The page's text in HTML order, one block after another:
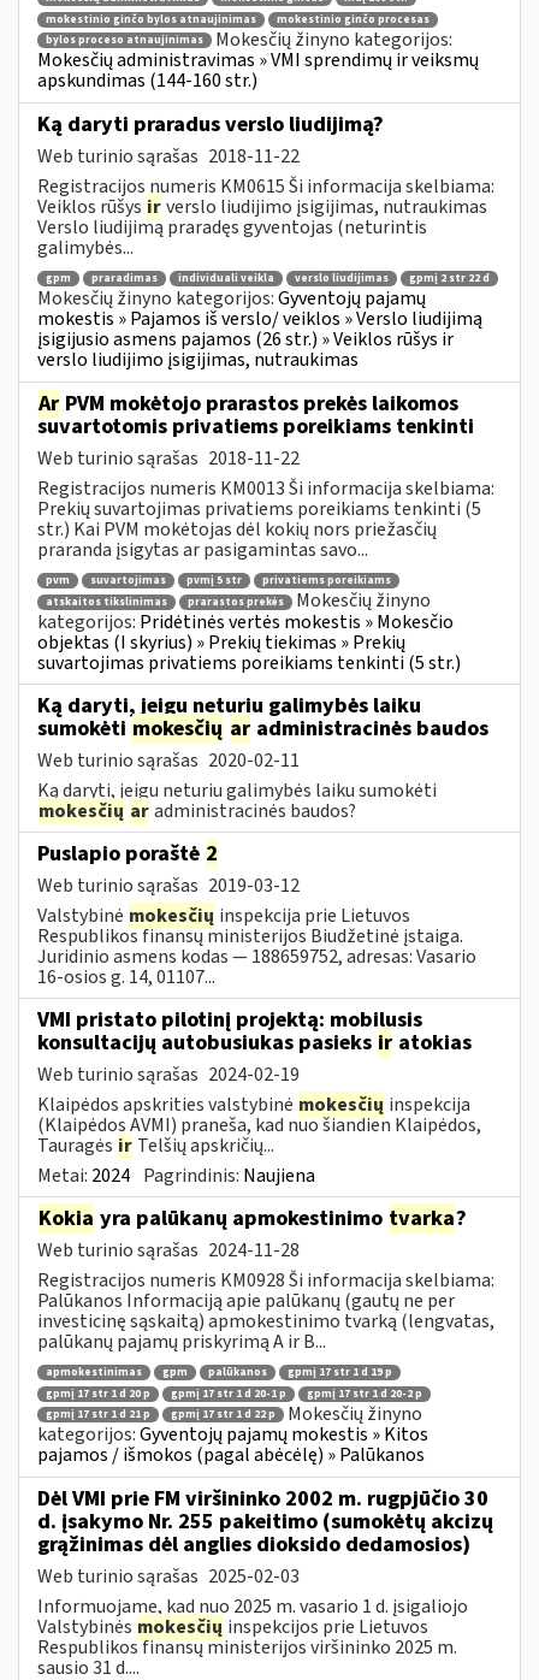
mokestinio ginčo bylos atnaujinimas
mokestinio ginčo procesas
bylos proceso atnaujinimas
Mokesčių žinyno kategorijos:
Mokesčių administravimas » VMI sprendimų ir veiksmų
apskundimas (144-160 str.)
Ką daryti praradus verslo liudijimą?
Web turinio sąrašas 2018-11-22
Registracijos numeris KM0615 Ši informacija skelbiama:
Veiklos rūšys irverslo liudijimo įsigijimas, nutraukimas
Verslo liudijimą praradęs gyventojas (neturintis
galimybės...
gpm praradimas individuali veikla verslo liudijimas gpmį 2 str 22 d
Mokesčių žinyno kategorijos:Gyventojų pajamų
mokestis » Pajamos iš verslo/ veiklos » Verslo liudijimą
įsigijusio asmens pajamos (26 str.) » Veiklos rūšys ir
verslo liudijimo įsigijimas, nutraukimas
Ar PVM mokėtojo prarastos prekės laikomos
suvartotomis privatiems poreikiams tenkinti
Web turinio sąrašas 2018-11-22
Registracijos numeris KM0013 Ši informacija skelbiama:
Prekių suvartojimas privatiems poreikiams tenkinti (5
str.) Kai PVM mokėtojas dėl kokių nors priežasčių
praranda įsigytas ar pasigamintas savo...
pvm suvartojimas pvmį 5 str
privatiems poreikiams
atskaitos tikslinimas
prarastos prekės
Mokesčių žinyno
kategorijos: Pridėtinės vertės mokestis » Mokesčio
objektas (I skyrius) » Prekių tiekimas » Prekių
suvartojimas privatiems poreikiams tenkinti (5 str.)
Ką daryti, jeigu neturiu galimybės laiku
sumokėti mokesčių ar administracinės baudos
Web turinio sąrašas 2020-02-11
Ką daryti, jeigu neturiu galimybės laiku sumokėti
mokesčių aradministracinės baudos?
Puslapio poraštė 2
Web turinio sąrašas 2019-03-12
Valstybinė mokesčių inspekcija prie Lietuvos
Respublikos finansų ministerijos Biudžetinė įstaiga.
Juridinio asmens kodas — 188659752, adresas: Vasario
16-osios g. 14, 01107...
VMI pristato pilotinį projektą: mobilusis
konsultacijų autobusiukas pasieks ir atokias
Web turinio sąrašas 2024-02-19
Klaipėdos apskrities valstybinė mokesčių inspekcija
(Klaipėdos AVMI) praneša, kad nuo šiandien Klaipėdos,
Tauragės ir Telšių apskričių...
Metai: 2024 Pagrindinis: Naujiena
Kokia yra palūkanų apmokestinimo tvarka?
Web turinio sąrašas 2024-11-28
Registracijos numeris KM0928 Ši informacija skelbiama:
Palūkanos Informaciją apie palūkanų (gautų ne per
investicinę sąskaitą) apmokestinimo tvarką (lengvatas,
palūkanų pajamų priskyrimą A ir B...
apmokestinimas gpm palūkanos
gpmį 17 str 1 d 19 p
gpmį 17 str 1 d 20 p
gpmį 17 str 1 d 20-1 p
gpmį 17 str 1 d 20-2 p
gpmį 17 str 1 d 21 p
gpmį 17 str 1 d 22 p
Mokesčių žinyno
kategorijos:Gyventojų pajamų mokestis » Kitos
pajamos / išmokos (pagal abėcėlę) » Palūkanos
Dėl VMI prie FM viršininko 2002 m. rugpjūčio 30
d. įsakymo Nr. 255 pakeitimo (sumokėtų akcizų
grąžinimas dėl anglies dioksido dedamosios)
Web turinio sąrašas 2025-02-03
Informuojame, kad nuo 2025 m. vasario 1 d. įsigaliojo
Valstybinės mokesčių inspekcijos prie Lietuvos
Respublikos finansų ministerijos viršininko 2025 m.
sausio 31 d....